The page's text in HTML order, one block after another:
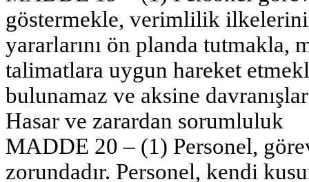
göstermekle, verimlilik
yararlarını ön planda tutmakla,
talimatlara uygun hareket
bulunamaz ve aksine
Hasar ve zarardan sorumluluk
MADDE 20 – (1) Personel,
zorundadır. Personel, kendi